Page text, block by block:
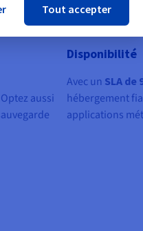
aussi
Disponibilité
Avec un SLA de
hébergement
applications
Tout accepter